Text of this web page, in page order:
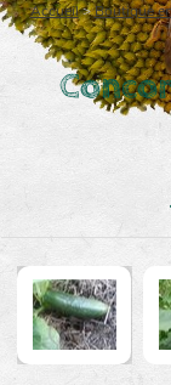
Accueil>Boutique